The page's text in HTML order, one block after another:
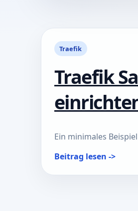
Traefik
Traefik
Ein minimales
Beitrag lesen ->